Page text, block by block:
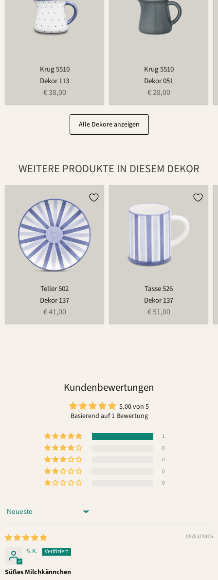
Krug 5510
Dekor 113
€ 38,00
Krug 5510
Dekor 051
€ 28,00
Alle Dekore anzeigen
WEITERE PRODUKTE IN DIESEM DEKOR
Teller 502
Dekor 137
€ 41,00
Tasse 526
Dekor 137
€ 51,00
Kundenbewertungen
5.00 von 5
Basierend auf 1 Bewertung
1
0
0
0
0
Sort by
05/03/2025
S.K.
Süßes Milchkännchen